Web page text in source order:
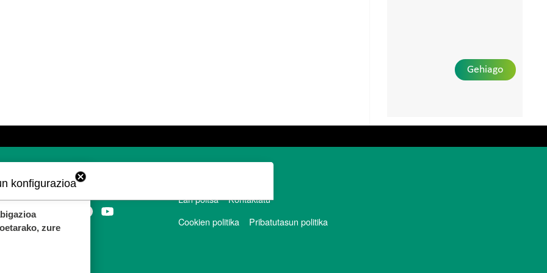
Gehiago
Lan poltsa
Kontaktatu
Cookien politika Pribatutasun politika
konfigurazioa
zure